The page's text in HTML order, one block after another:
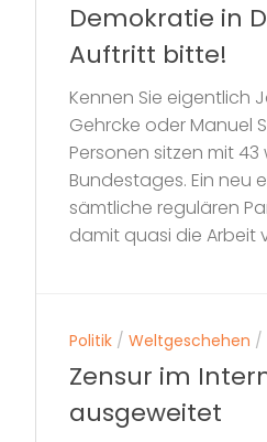
Demokratie in
Auftritt bitte!
Kennen Sie eigentlich
Gehrcke oder Manuel
Personen sitzen mit
Bundestages. Ein neu
sämtliche regulären
damit quasi die Arbeit
Politik / Weltgeschehen /
Zensur im
ausgeweitet